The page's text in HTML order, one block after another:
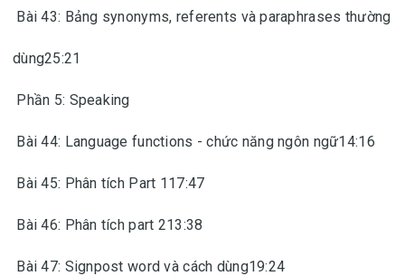
Bài 43: Bảng synonyms, referents và paraphrases thường
dùng25:21
Phần 5: Speaking
Bài 44: Language functions - chức năng ngôn ngữ14:16
Bài 45: Phân tích Part 117:47
Bài 46: Phân tích part 213:38
Bài 47: Signpost word và cách dùng19:24